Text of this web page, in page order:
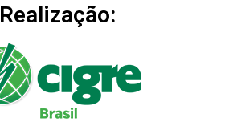
Realização: